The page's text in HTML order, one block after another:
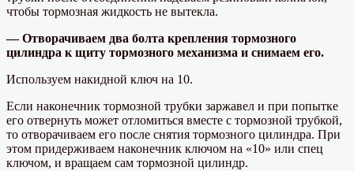
чтобы тормозная жидкость не вытекла.
— Отворачиваем два болта крепления тормозного
цилиндра к щиту тормозного механизма и снимаем его.
Используем накидной ключ на 10.
Если наконечник тормозной трубки заржавел и при попытке
его отвернуть может отломиться вместе с тормозной трубкой,
то отворачиваем его после снятия тормозного цилиндра. При
этом придерживаем наконечник ключом на «10» или спец
ключом, и вращаем сам тормозной цилиндр.